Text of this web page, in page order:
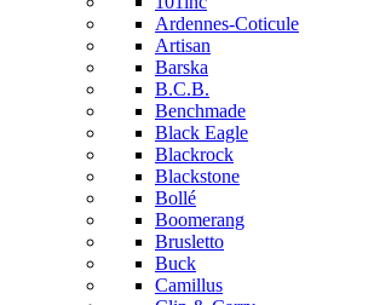
Ardennes-Coticule
Artisan
Barska
B.C.B.
Benchmade
Black Eagle
Blackrock
Blackstone
Bollé
Boomerang
Brusletto
Buck
Camillus